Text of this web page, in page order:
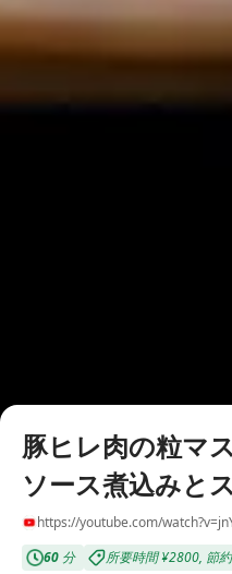
豚ヒレ肉の粒マ
ソース煮込みと
https://youtube.com/
60 分 所要時間¥2800, 節